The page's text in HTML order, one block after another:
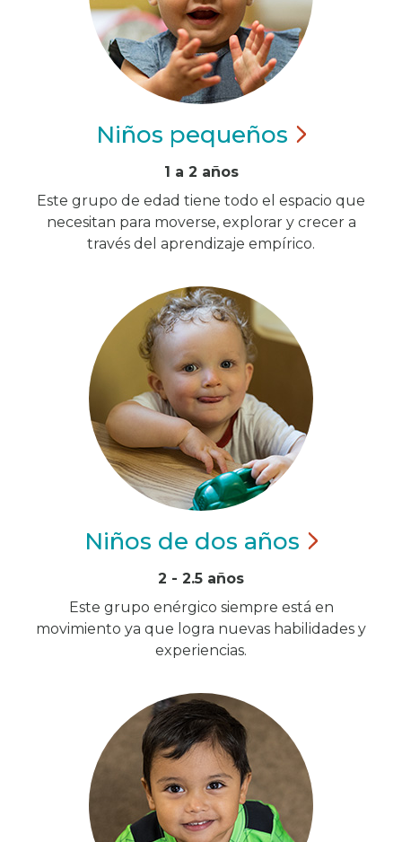
Niños pequeños
1 a 2 años
Este grupo de edad tiene todo el espacio que
necesitan para moverse, explorar y crecer a
través del aprendizaje empírico.
Niños de dos años
2 - 2.5 años
Este grupo enérgico siempre está en
movimiento ya que logra nuevas habilidades y
experiencias.